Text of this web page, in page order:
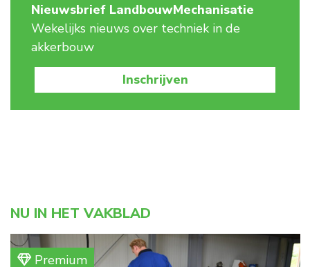
Nieuwsbrief LandbouwMechanisatie
Wekelijks nieuws over techniek in de
akkerbouw
Inschrijven
NU IN HET VAKBLAD
Premium